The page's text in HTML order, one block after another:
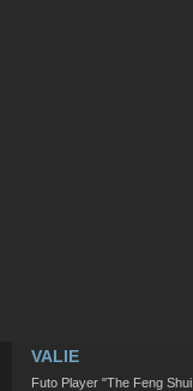
VALIE
Futo Player "The Feng Shui